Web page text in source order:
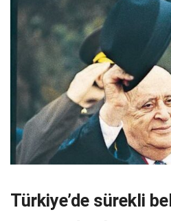
Türkiye’de sürekli